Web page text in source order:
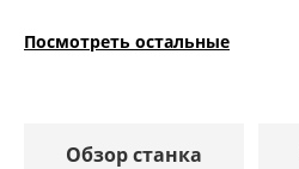
Посмотреть остальные
Обзор станка